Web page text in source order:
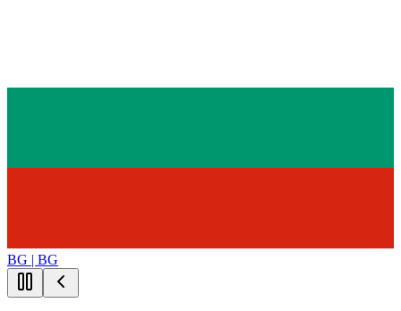
BG | BG